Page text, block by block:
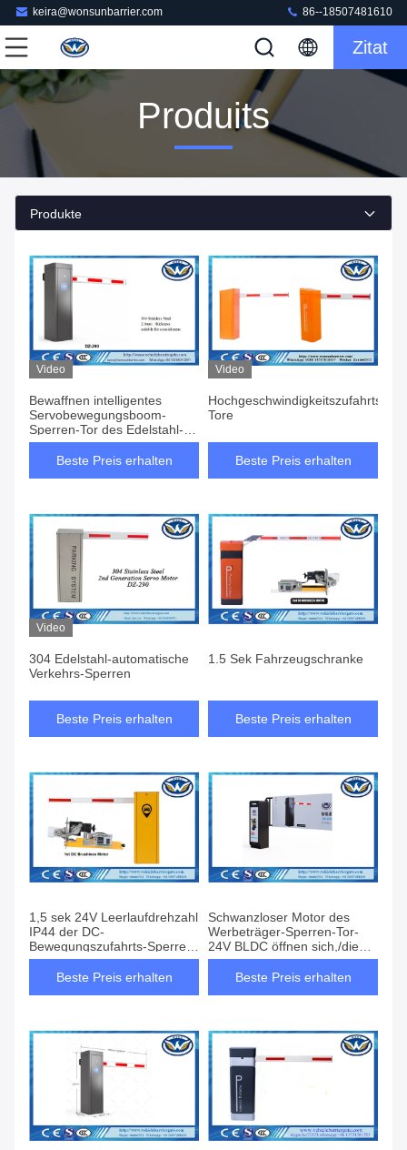
keira@wonsunbarrier.com 86--18507481610
Zitat
Produits
Produkte
Video
Bewaffnen intelligentes
Servobewegungsboom-
Sperren-Tor des Edelstahl-
304 mit 6 Metern für
Küstenregionen
Beste Preis erhalten
Video
Hochgeschwindigkeitszufahrts-
Tore
Beste Preis erhalten
Video
304 Edelstahl-automatische
Verkehrs-Sperren
Beste Preis erhalten
1.5 Sek Fahrzeugschranke
Beste Preis erhalten
1,5 sek 24V Leerlaufdrehzahl
IP44 der DC-
Bewegungszufahrts-Sperren-
1850rpm
Beste Preis erhalten
Schwanzloser Motor des
Werbeträger-Sperren-Tor-
24V BLDC öffnen sich,/die
nahen justierbaren Zeit
Beste Preis erhalten